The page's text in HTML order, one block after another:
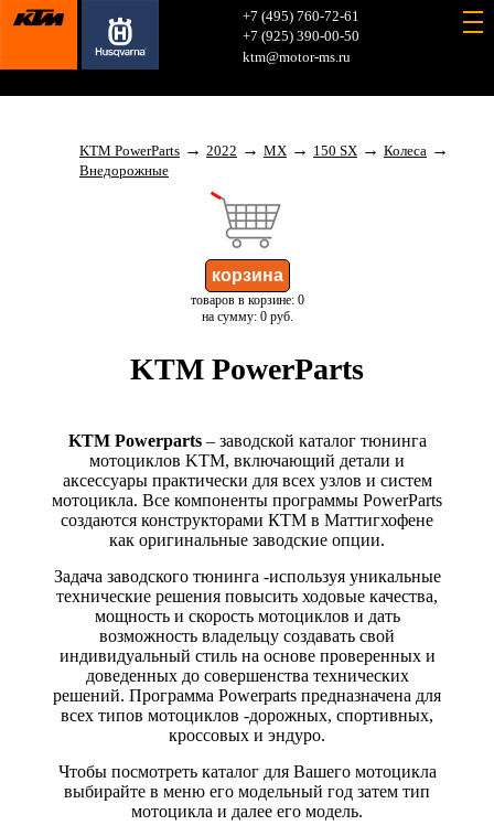
+7 (495) 760-72-61
+7 (925) 390-00-50
ktm@motor-ms.ru
KTM PowerParts → 2022 → MX → 150 SX → Колеса →
Внедорожные
товаров в корзине: 0
на сумму: 0 руб.
KTM PowerParts
KTM Powerparts– заводской каталог тюнинга
мотоциклов KTM, включающий детали и
аксессуары практически для всех узлов и систем
мотоцикла. Все компоненты программы PowerParts
создаются конструкторами КТМ в Маттигхофене
как оригинальные заводские опции.
Задача заводского тюнинга -используя уникальные
технические решения повысить ходовые качества,
мощность и скорость мотоциклов и дать
возможность владельцу создавать свой
индивидуальный стиль на основе проверенных и
доведенных до совершенства технических
решений. Программа Powerparts предназначена для
всех типов мотоциклов -дорожных, спортивных,
кроссовых и эндуро.
Чтобы посмотреть каталог для Вашего мотоцикла
выбирайте в меню его модельный год затем тип
мотоцикла и далее его модель.